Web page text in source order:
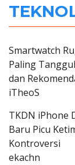
Smartwatch
Paling
dan
iTheoS
TKDN iPhone
Baru Picu
Kontroversi
ekachn